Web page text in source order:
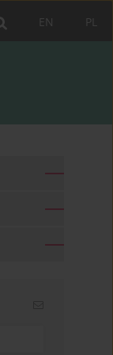
PL
EN